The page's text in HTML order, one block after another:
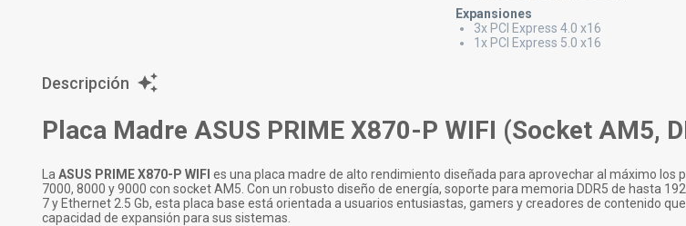
Expansiones
3x PCI Express 4.0 x16
1x PCI Express 5.0 x16
Descripción
Placa Madre ASUS PRIME X870-P WIFI (Socket AM5,
La ASUS PRIME X870-P WIFI es una placa madre de alto rendimiento diseñada para aprovechar al máximo los
7000, 8000 y 9000 con socket AM5. Con un robusto diseño de energía, soporte para memoria DDR5 de hasta
7 y Ethernet 2.5 Gb, esta placa base está orientada a usuarios entusiastas, gamers y creadores de contenido
capacidad de expansión para sus sistemas.